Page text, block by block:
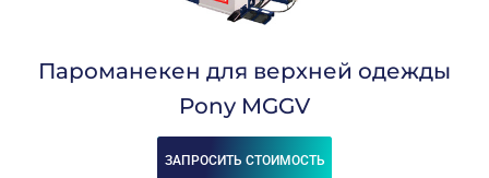
Пароманекен для верхней одежды
Pony MGGV
ЗАПРОСИТЬ СТОИМОСТЬ